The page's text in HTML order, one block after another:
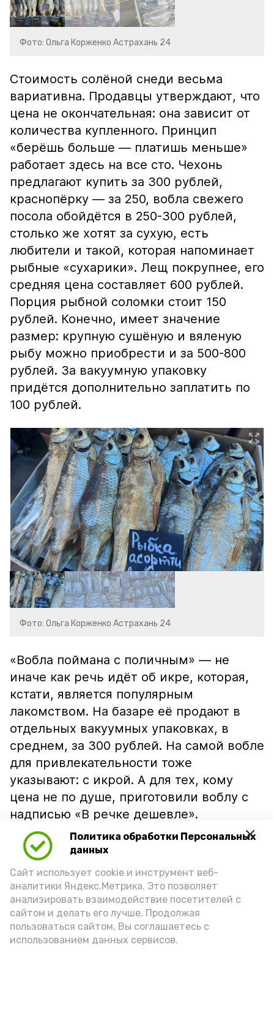
Политика обработки Персональных
данных
Сайт использует cookie и инструмент веб-
аналитики Яндекс.Метрика. Это позволяет
анализировать взаимодействие посетителей с
сайтом и делать его лучше. Продолжая
пользоваться сайтом, Вы соглашаетесь с
использованием данных сервисов.
Фото: Ольга Корженко Астрахань 24
Стоимость солёной снеди весьма
вариативна. Продавцы утверждают, что
цена не окончательная: она зависит от
количества купленного. Принцип
«берёшь больше — платишь меньше»
работает здесь на все сто. Чехонь
предлагают купить за 300 рублей,
краснопёрку — за 250, вобла свежего
посола обойдётся в 250-300 рублей,
столько же хотят за сухую, есть
любители и такой, которая напоминает
рыбные «сухарики». Лещ покрупнее, его
средняя цена составляет 600 рублей.
Порция рыбной соломки стоит 150
рублей. Конечно, имеет значение
размер: крупную сушёную и вяленую
рыбу можно приобрести и за 500-800
рублей. За вакуумную упаковку
придётся дополнительно заплатить по
100 рублей.
Фото: Ольга Корженко Астрахань 24
«Вобла поймана с поличным» — не
иначе как речь идёт об икре, которая,
кстати, является популярным
лакомством. На базаре её продают в
отдельных вакуумных упаковках, в
среднем, за 300 рублей. На самой вобле
для привлекательности тоже
указывают: с икрой. А для тех, кому
цена не по душе, приготовили воблу с
надписью «В речке дешевле».